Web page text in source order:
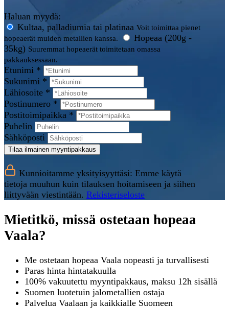
Haluan myydä:
Kultaa, palladiumia tai platinaa Voit toimittaa pienet
hopeaerät muiden metallien kanssa.
Hopeaa (200g -
35kg) Suuremmat hopeaerät toimitetaan omassa
pakkauksessaan.
Etunimi *
Sukunimi *
Lähiosoite *
Postinumero *
Postitoimipaikka *
Puhelin
Sähköposti
Tilaa ilmainen myyntipakkaus
Kunnioitamme yksityisyyttäsi: Emme käytä
tietoja muuhun kuin tilauksen hoitamiseen ja siihen
liittyvään viestintään. Rekisteriseloste
Mietitkö, missä ostetaan hopeaa
Vaala?
Me ostetaan hopeaa Vaala nopeasti ja turvallisesti
Paras hinta hintatakuulla
100% vakuutettu myyntipakkaus, maksu 12h sisällä
Suomen luotetuin jalometallien ostaja
Palvelua Vaalaan ja kaikkialle Suomeen